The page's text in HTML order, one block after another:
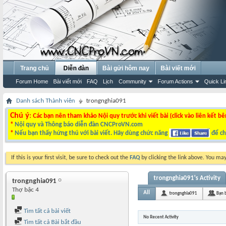
Trang chủ Diễn đàn
Forum Home Bài viết mới FAQ Lịch Community Forum Actions Quick
Bài gửi hôm nay Bài viết mới
Danh sách Thành viên trongnghia091
Chú ý: Các bạn nên tham khảo Nội quy trước khi viết bài (click vào liên kết
* Nội quy và Thông báo diễn đàn CNCProVN.com
* Nếu bạn thấy hứng thú với bài viết. Hãy dùng chức năng để
If this is your first visit, be sure to check out the FAQ by clicking the link above. You
trongnghia091
Thợ bậc 4
Tìm tất cả bài viết
Tìm tất cả Bài bắt đầu
trongnghia091's Activity
All trongnghia091 Bạn
No Recent Activity